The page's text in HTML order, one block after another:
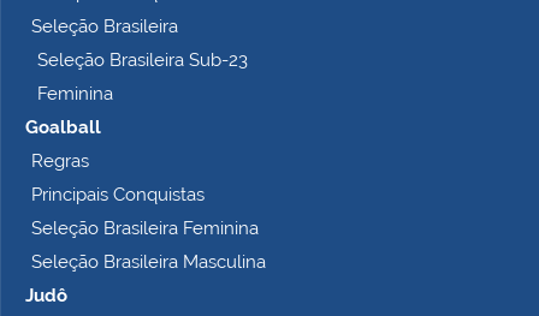
Seleção Brasileira
Seleção Brasileira Sub-23
Feminina
Goalball
Regras
Principais Conquistas
Seleção Brasileira Feminina
Seleção Brasileira Masculina
Judô